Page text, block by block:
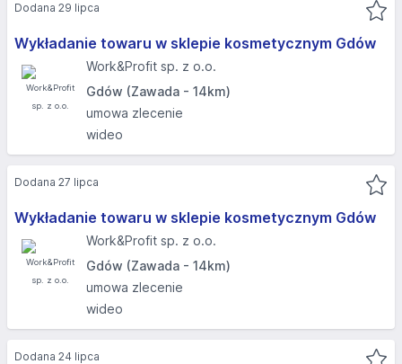
Wykładanie towaru w sklepie kosmetycznym Gdów
Work&Profit sp. z o.o.
Gdów (Zawada - 14km)
umowa zlecenie
wideo
Dodana 29 lipca
Wykładanie towaru w sklepie kosmetycznym Gdów
Work&Profit sp. z o.o.
Gdów (Zawada - 14km)
umowa zlecenie
wideo
Dodana 27 lipca
Dodana 24 lipca